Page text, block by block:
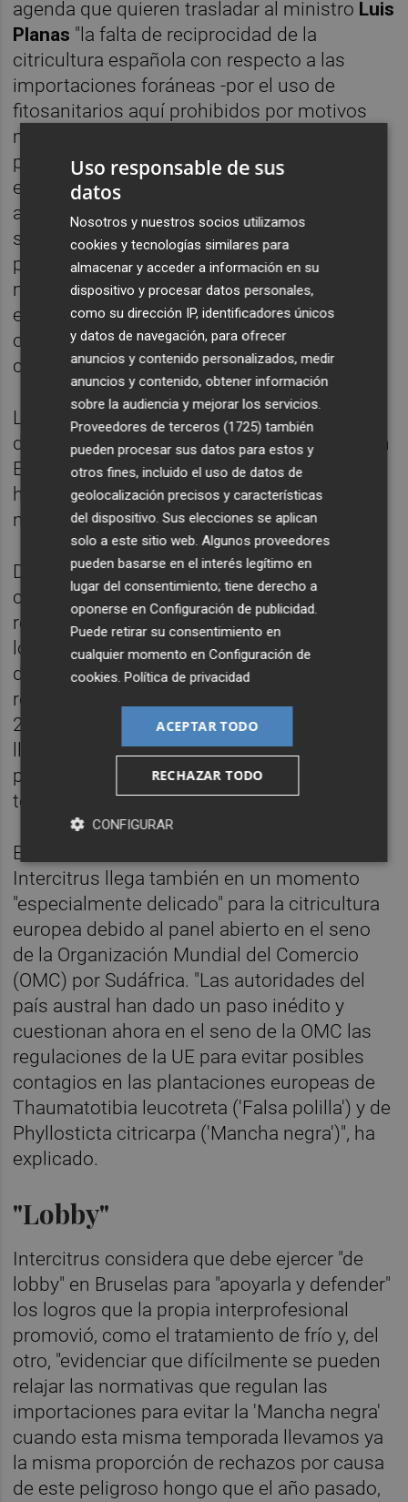
agenda que quieren trasladar al ministro Luis
Planas "la falta de reciprocidad de la
citricultura española con respecto a las
importaciones foráneas -por el uso de
fitosanitarios aquí prohibidos por motivos
medioambientales o de salud pública-; la
progresiva pérdida de competitividad que
ello conlleva en los mercados de la UE -
agravada por la disparidad de costes
sociales, salariales, medioambientales y de
producción- y la necesidad de reforzar los
mecanismos de control para evitar la
entrada de fruta tratada con tales productos
o de nuevos patógenos y enfermedades de
cuarentena".
La interprofesional afirma que, de un lado,
desde inicios de siglo, se han identificado en
España 16 plagas y enfermedades citrícolas
hasta ese momento desconocidas (por las
nueve confirmadas entre 1968 y 1999).
Del otro, entre enero y julio de 2024, los
cítricos de Egipto han batido un "nuevo
récord" de alertas alimentarias por exceder
los límites de residuos de plaguicidas o
detectar en sus frutos trazas de otros ya
retirados en la UE (hasta 43 alertas, por las
28 de todo 2023) y Turquía (con 45 alertas)
llevaba ya camino en julio de superar, por su
parte, el máximo alcanzado a lo largo de
todo el año pasado (de 67).
El nuevo mandato de Recatalá al frente de
Intercitrus llega también en un momento
"especialmente delicado" para la citricultura
europea debido al panel abierto en el seno
de la Organización Mundial del Comercio
(OMC) por Sudáfrica. "Las autoridades del
país austral han dado un paso inédito y
cuestionan ahora en el seno de la OMC las
regulaciones de la UE para evitar posibles
contagios en las plantaciones europeas de
Thaumatotibia leucotreta ('Falsa polilla') y de
Phyllosticta citricarpa ('Mancha negra')", ha
explicado.
"Lobby"
Intercitrus considera que debe ejercer "de
lobby" en Bruselas para "apoyarla y defender"
los logros que la propia interprofesional
promovió, como el tratamiento de frío y, del
otro, "evidenciar que difícilmente se pueden
relajar las normativas que regulan las
importaciones para evitar la 'Mancha negra'
cuando esta misma temporada llevamos ya
la misma proporción de rechazos por causa
de este peligroso hongo que el año pasado,
Uso responsable de sus
datos
Nosotros y nuestros socios utilizamos
cookies y tecnologías similares para
almacenar y acceder a información en su
dispositivo y procesar datos personales,
como su dirección IP, identificadores únicos
y datos de navegación, para ofrecer
anuncios y contenido personalizados, medir
anuncios y contenido, obtener información
sobre la audiencia y mejorar los servicios.
Proveedores de terceros (1725) también
pueden procesar sus datos para estos y
otros fines, incluido el uso de datos de
geolocalización precisos y características
del dispositivo. Sus elecciones se aplican
solo a este sitio web. Algunos proveedores
pueden basarse en el interés legítimo en
lugar del consentimiento; tiene derecho a
oponerse enConfiguración de publicidad.
Puede retirar su consentimiento en
cualquier momento enConfiguración de
cookies.Política de privacidad
ACEPTAR TODO
RECHAZAR TODO
CONFIGURAR